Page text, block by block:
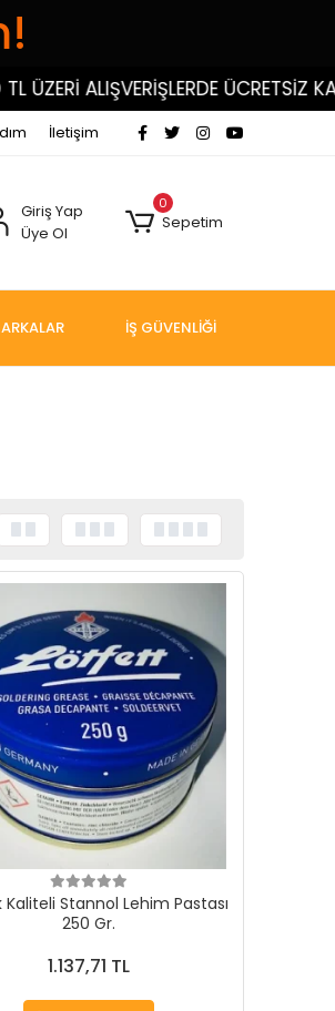
ÜCRETSİZ KARGO!
İletişim
Giriş Yap
Üye Ol
0
Sepetim
İŞ GÜVENLİĞİ
Kaliteli Stannol Lehim Pastası
250 Gr.
1.137,71 TL